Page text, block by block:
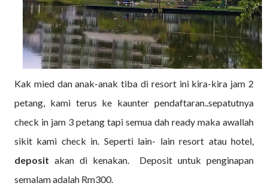
Kak mied dan anak-anak tiba di resort ini kira-kira jam 2
petang, kami terus ke kaunter pendaftaran..sepatutnya
check in jam 3 petang tapi semua dah ready maka awallah
sikit kami check in. Seperti lain- lain resort atau hotel,
deposit akan di kenakan. Deposit untuk penginapan
semalam adalah Rm300.